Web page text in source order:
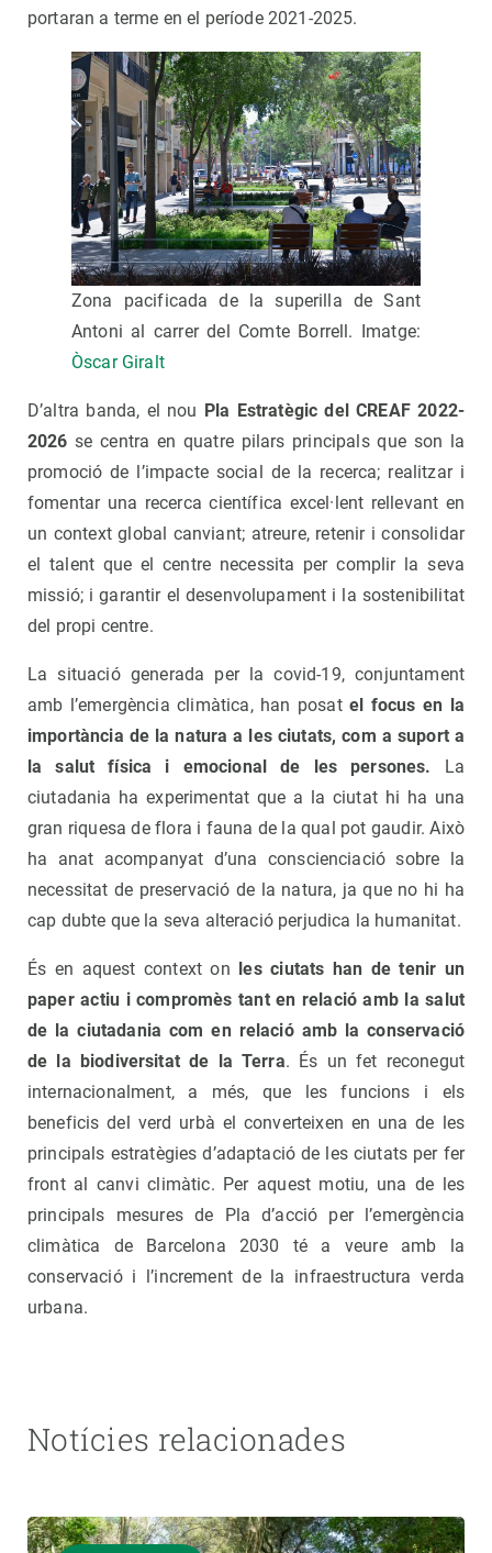
portaran a terme en el període 2021-2025.
Zona pacificada de la superilla de Sant
Antoni al carrer del Comte Borrell. Imatge:
Òscar Giralt
D’altra banda, el nou Pla Estratègic del CREAF 2022-
2026 se centra en quatre pilars principals que son la
promoció de l’impacte social de la recerca; realitzar i
fomentar una recerca científica excel·lent rellevant en
un context global canviant; atreure, retenir i consolidar
el talent que el centre necessita per complir la seva
missió; i garantir el desenvolupament i la sostenibilitat
del propi centre.
La situació generada per la covid-19, conjuntament
amb l’emergència climàtica, han posatel focus en la
importància de la natura a les ciutats, com a suport a
la salut física i emocional de les persones. La
ciutadania ha experimentat que a la ciutat hi ha una
gran riquesa de flora i fauna de la qual pot gaudir. Això
ha anat acompanyat d’una conscienciació sobre la
necessitat de preservació de la natura, ja que no hi ha
cap dubte que la seva alteració perjudica la humanitat.
És en aquest context on les ciutats han de tenir un
paper actiu i compromès tant en relació amb la salut
de la ciutadania com en relació amb la conservació
de la biodiversitat de la Terra. És un fet reconegut
internacionalment, a més, que les funcions i els
beneficis del verd urbà el converteixen en una de les
principals estratègies d’adaptació de les ciutats per fer
front al canvi climàtic. Per aquest motiu, una de les
principals mesures de Pla d’acció per l’emergència
climàtica de Barcelona 2030 té a veure amb la
conservació i l’increment de la infraestructura verda
urbana.
Notícies relacionades